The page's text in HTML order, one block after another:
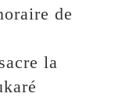
de
la